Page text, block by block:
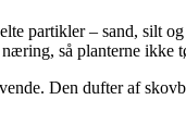
partikler – sand, silt
så planterne ikke
Den dufter af